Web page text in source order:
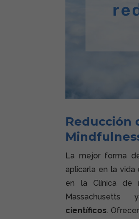
Reducción
La mejor forma
aplicarla en la vida
en la Clínica de
científicos.